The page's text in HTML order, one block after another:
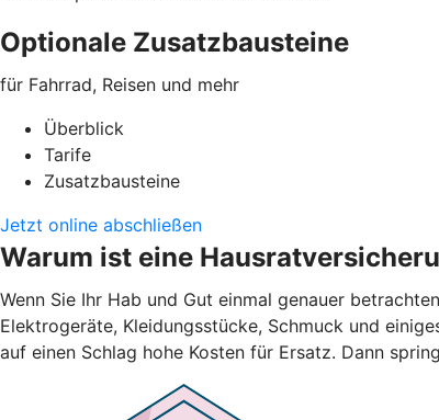
Optionale Zusatzbausteine
für Fahrrad, Reisen und mehr
Überblick
Tarife
Zusatzbausteine
Jetzt online abschließen
Warum ist eine
Wenn Sie Ihr Hab und Gut einmal genauer
Elektrogeräte, Kleidungsstücke, Schmuck und
auf einen Schlag hohe Kosten für Ersatz. Dann